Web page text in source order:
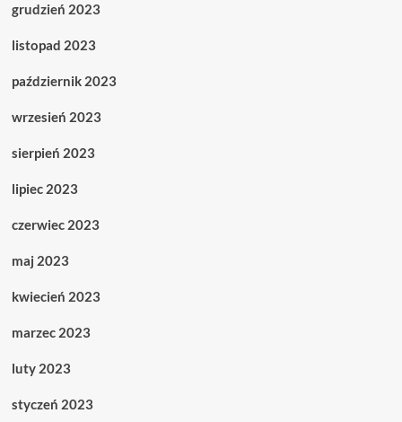
grudzień 2023
listopad 2023
październik 2023
wrzesień 2023
sierpień 2023
lipiec 2023
czerwiec 2023
maj 2023
kwiecień 2023
marzec 2023
luty 2023
styczeń 2023